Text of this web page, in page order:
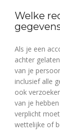
Welke
Als je een
achter
van je
inclusief alle
ook
van je
verplicht
wettelijke of